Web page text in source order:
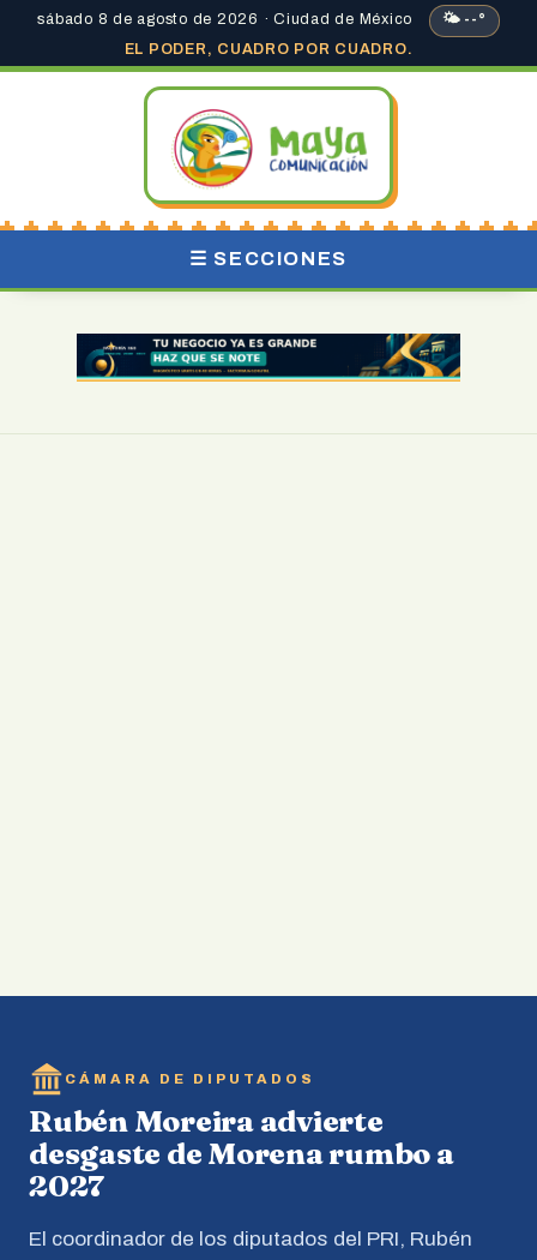
sábado 8 de agosto de 2026 · Ciudad de México
🌤 --°
EL PODER, CUADRO POR CUADRO.
☰ SECCIONES
CÁMARA DE DIPUTADOS
Rubén Moreira advierte
desgaste de Morena rumbo a
2027
El coordinador de los diputados del PRI, Rubén